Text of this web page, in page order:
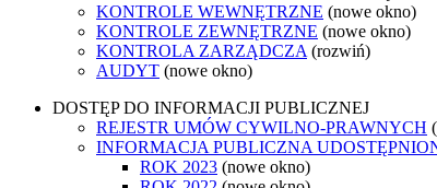
KONTROLE WEWNĘTRZNE (nowe okno)
KONTROLE ZEWNĘTRZNE (nowe okno)
KONTROLA ZARZĄDCZA (rozwiń)
AUDYT (nowe okno)
DOSTĘP DO INFORMACJI PUBLICZNEJ
REJESTR UMÓW CYWILNO-PRAWNYCH
INFORMACJA PUBLICZNA
ROK 2023 (nowe okno)